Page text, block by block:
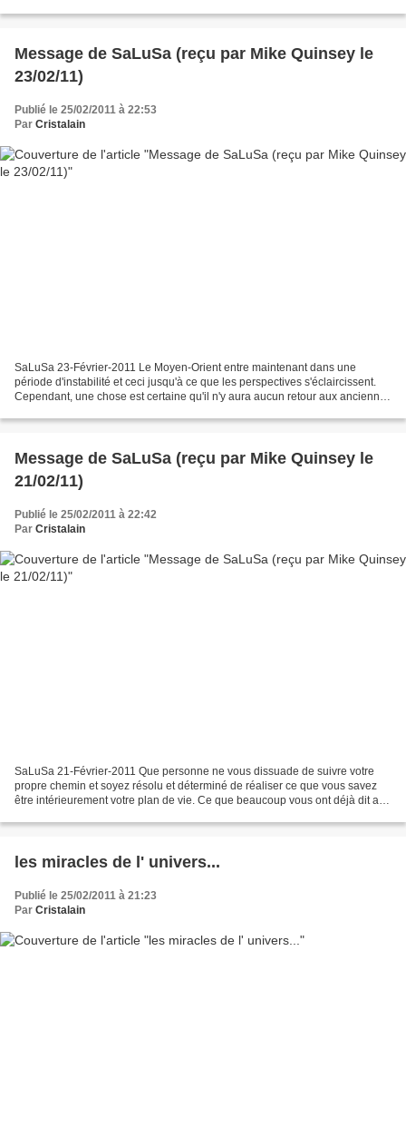
Message de SaLuSa (reçu par Mike Quinsey le
23/02/11)
Publié le 25/02/2011 à 22:53
Par Cristalain
SaLuSa 23-Février-2011 Le Moyen-Orient entre maintenant dans une
période d'instabilité et ceci jusqu'à ce que les perspectives s'éclaircissent.
Cependant, une chose est certaine qu'il n'y aura aucun retour aux anciennes
Message de SaLuSa (reçu par Mike Quinsey le
21/02/11)
Publié le 25/02/2011 à 22:42
Par Cristalain
SaLuSa 21-Février-2011 Que personne ne vous dissuade de suivre votre
propre chemin et soyez résolu et déterminé de réaliser ce que vous savez
être intérieurement votre plan de vie. Ce que beaucoup vous ont déjà dit au
les miracles de l' univers...
Publié le 25/02/2011 à 21:23
Par Cristalain